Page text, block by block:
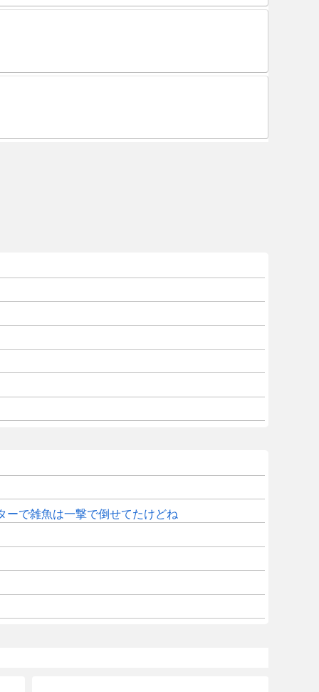
で雑魚は一撃で倒せてたけどね